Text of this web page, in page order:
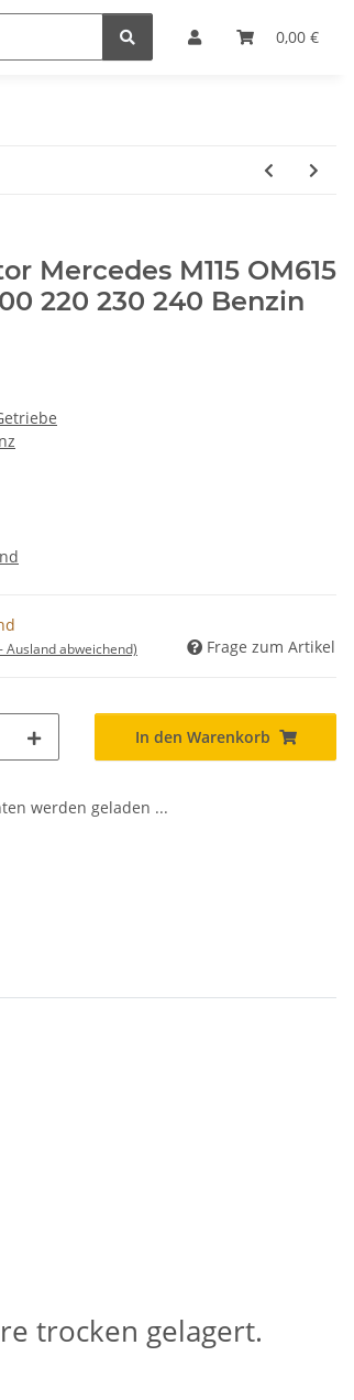
0,00 €
Mercedes M115 OM615
220 230 240 Benzin
Ausland abweichend) Frage zum Artikel
In den Warenkorb
werden geladen ...
trocken gelagert.